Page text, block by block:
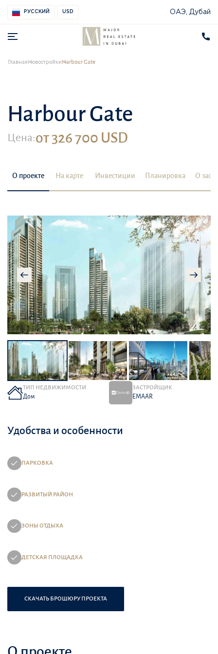
РУССКИЙ USD ОАЭ, Дубай
ГлавнаяНовостройкиHarbour Gate
Harbour Gate
Цена:от 326 700 USD
О проекте На карте Инвестиции Планировка О
ТИП НЕДВИЖИМОСТИ
Дом
ЗАСТРОЙЩИК
EMAAR
Удобства и особенности
ПАРКОВКА
РАЗВИТЫЙ РАЙОН
ЗОНЫ ОТДЫХА
ДЕТСКАЯ ПЛОЩАДКА
СКАЧАТЬ БРОШЮРУ ПРОЕКТА